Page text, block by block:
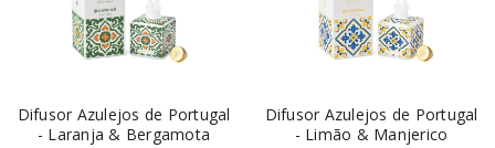
Difusor Azulejos de Portugal
- Laranja & Bergamota
Difusor Azulejos de Portugal
- Limão & Manjerico